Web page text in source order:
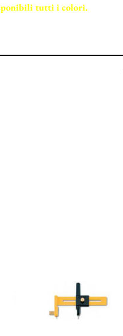
tutti i colori.